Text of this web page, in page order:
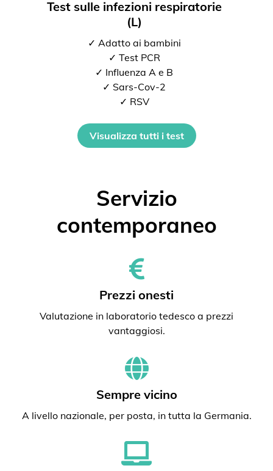
Test sulle infezioni respiratorie
(L)
✓ Adatto ai bambini
✓ Test PCR
✓ Influenza A e B
✓ Sars-Cov-2
✓ RSV
Visualizza tutti i test
Servizio
contemporaneo
Prezzi onesti
Valutazione in laboratorio tedesco a prezzi
vantaggiosi.
Sempre vicino
A livello nazionale, per posta, in tutta la Germania.